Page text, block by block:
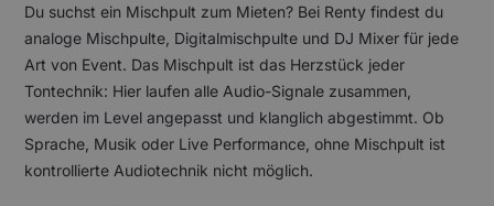
Du suchst ein Mischpult zum Mieten? Bei Renty findest du
analoge Mischpulte, Digitalmischpulte und DJ Mixer für jede
Art von Event. Das Mischpult ist das Herzstück jeder
Tontechnik: Hier laufen alle Audio-Signale zusammen,
werden im Level angepasst und klanglich abgestimmt. Ob
Sprache, Musik oder Live Performance, ohne Mischpult ist
kontrollierte Audiotechnik nicht möglich.